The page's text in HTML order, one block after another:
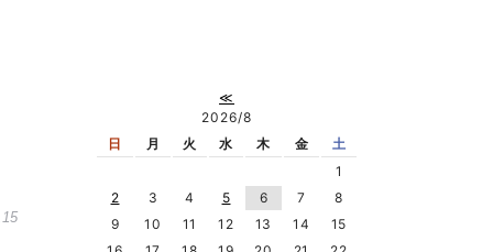
≪
2026/8
日
月 火 水 木 金
土
1
2
3 4 5 6 7
8
9
10 11 12 13 14
15